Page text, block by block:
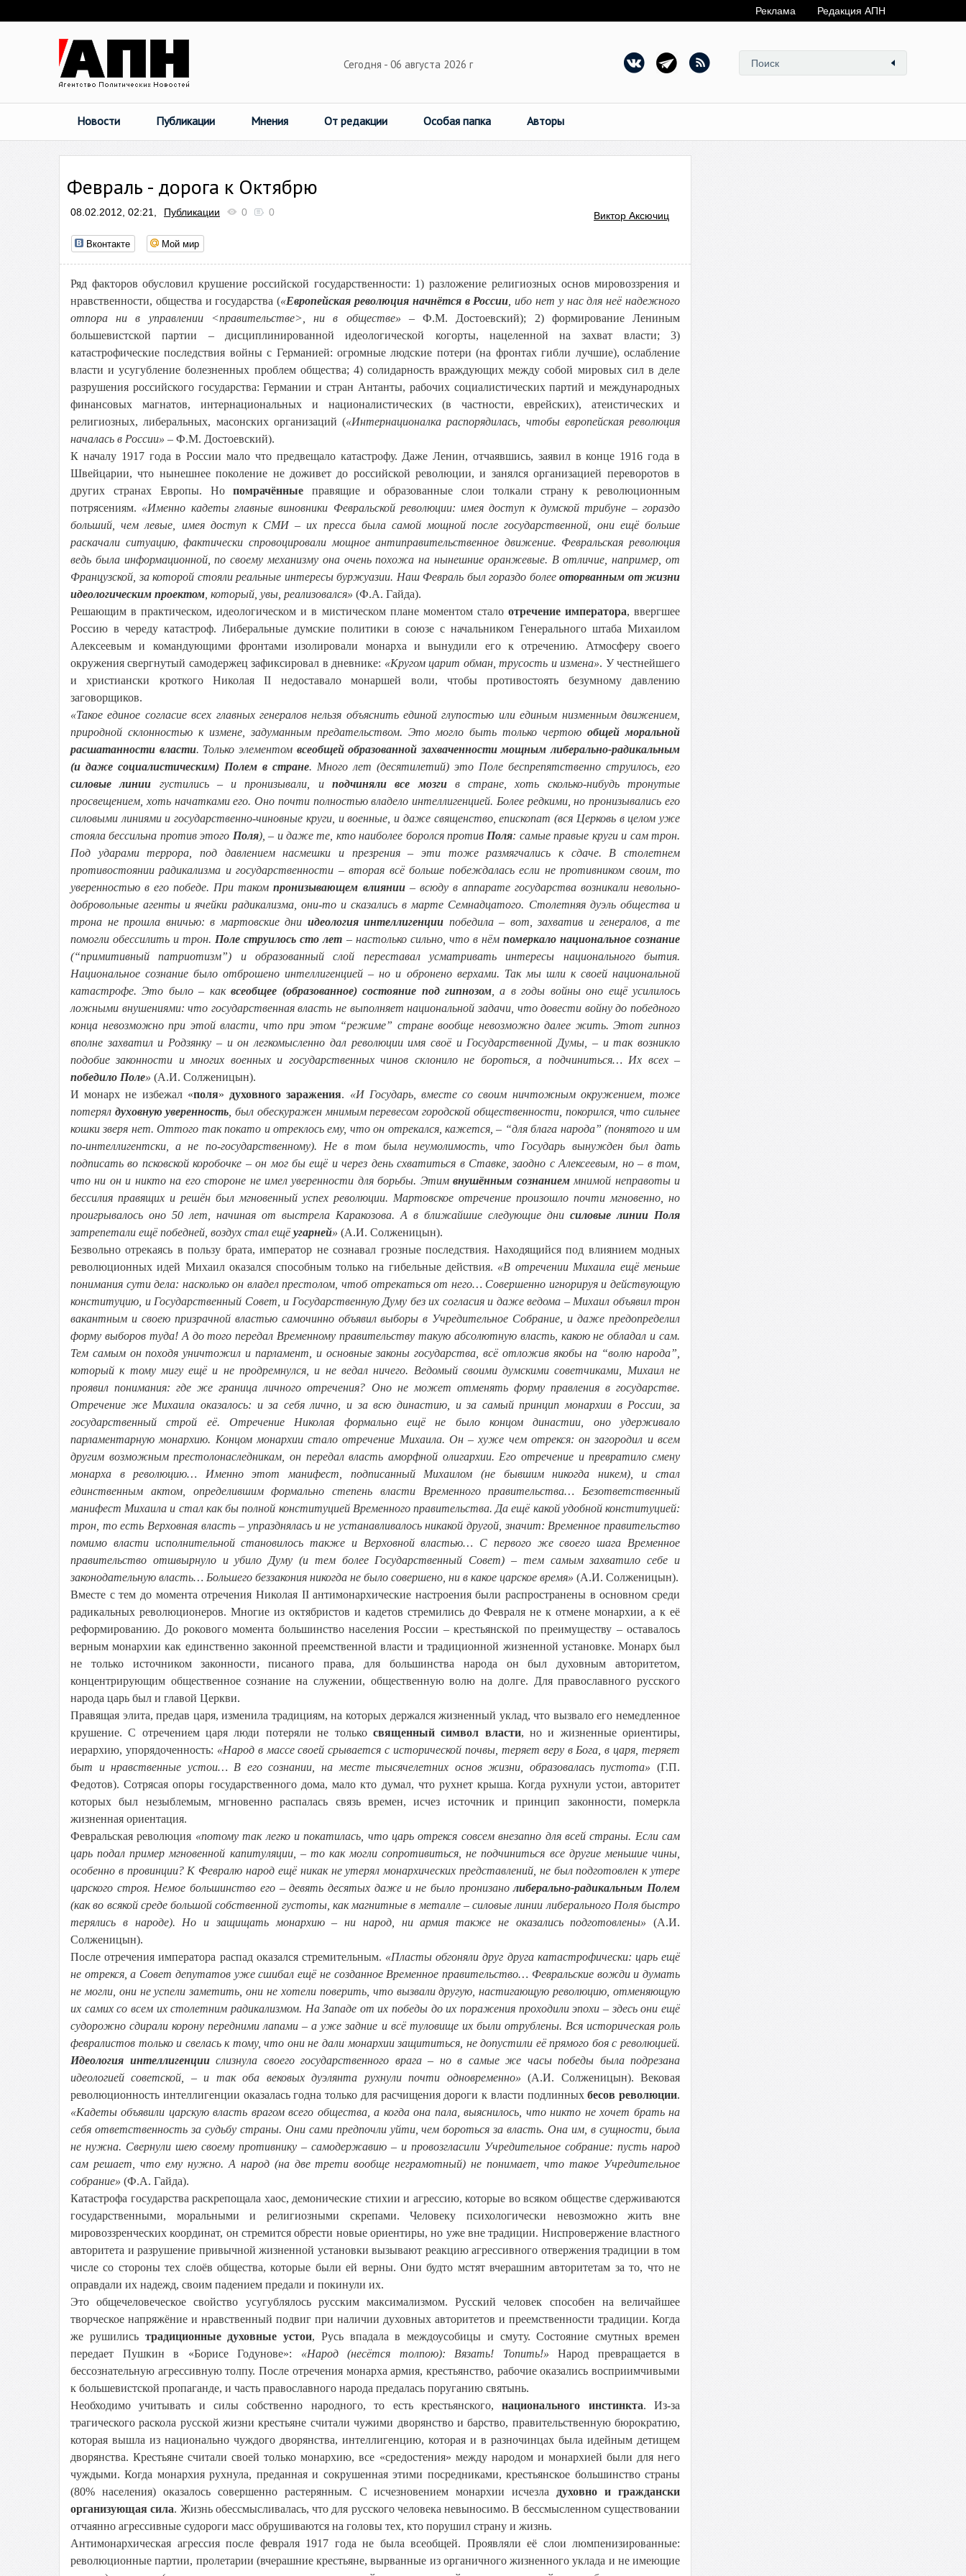
Реклама Редакция АПН
Сегодня - 06 августа 2026 г
Новости Публикации Мнения От редакции Особая папка Авторы
Февраль - дорога к Октябрю
08.02.2012, 02:21, Публикации 0 0 Виктор Аксючиц
Вконтакте Мой мир
Ряд факторов обусловил крушение российской государственности: 1) разложение религиозных основ мировоззрения и
нравственности, общества и государства («Европейская революция начнётся в России , ибо нет у нас для неё надежного
отпора ни в управлении <правительстве>, ни в обществе» – Ф.М. Достоевский); 2) формирование Лениным
большевистской партии – дисциплинированной идеологической когорты, нацеленной на захват власти; 3)
катастрофические последствия войны с Германией: огромные людские потери (на фронтах гибли лучшие), ослабление
власти и усугубление болезненных проблем общества; 4) солидарность враждующих между собой мировых сил в деле
разрушения российского государства: Германии и стран Антанты, рабочих социалистических партий и международных
финансовых магнатов, интернациональных и националистических (в частности, еврейских), атеистических и
религиозных, либеральных, масонских организаций («Интернационалка распорядилась, чтобы европейская революция
началась в России» – Ф.М. Достоевский).
К началу 1917 года в России мало что предвещало катастрофу. Даже Ленин, отчаявшись, заявил в конце 1916 года в
Швейцарии, что нынешнее поколение не доживет до российской революции, и занялся организацией переворотов в
других странах Европы. Нопомрачённые правящие и образованные слои толкали страну к революционным
потрясениям. «Именно кадеты главные виновники Февральской революции: имея доступ к думской трибуне – гораздо
больший, чем левые, имея доступ к СМИ – их пресса была самой мощной после государственной, они ещё больше
раскачали ситуацию, фактически спровоцировали мощное антиправительственное движение. Февральская революция
ведь была информационной, по своему механизму она очень похожа на нынешние оранжевые. В отличие, например, от
Французской, за которой стояли реальные интересы буржуазии. Наш Февраль был гораздо более оторванным от жизни
идеологическим проектом , который, увы, реализовался» (Ф.А. Гайда).
Решающим в практическом, идеологическом и в мистическом плане моментом стало отречение императора, ввергшее
Россию в череду катастроф. Либеральные думские политики в союзе с начальником Генерального штаба Михаилом
Алексеевым и командующими фронтами изолировали монарха и вынудили его к отречению. Атмосферу своего
окружения свергнутый самодержец зафиксировал в дневнике: «Кругом царит обман, трусость и измена». У честнейшего
и христиански кроткого Николая II недоставало монаршей воли, чтобы противостоять безумному давлению
заговорщиков.
«Такое единое согласие всех главных генералов нельзя объяснить единой глупостью или единым низменным движением,
природной склонностью к измене, задуманным предательством. Это могло быть только чертою общей моральной
расшатанности власти. Только элементом всеобщей образованной захваченности мощным либерально-радикальным
(и даже социалистическим) Полем в стране. Много лет (десятилетий) это Поле беспрепятственно струилось, его
силовые линии густились – и пронизывали, иподчиняли все мозгив стране, хоть сколько-нибудь тронутые
просвещением, хоть начатками его. Оно почти полностью владело интеллигенцией. Более редкими, но пронизывались его
силовыми линиями и государственно-чиновные круги, и военные, и даже священство, епископат (вся Церковь в целом уже
стояла бессильна против этого Поля), – и даже те, кто наиболее боролся против Поля: самые правые круги и сам трон.
Под ударами террора, под давлением насмешки и презрения – эти тоже размягчались к сдаче. В столетнем
противостоянии радикализма и государственности – вторая всё больше побеждалась если не противником своим, то
уверенностью в его победе. При такомпронизывающем влиянии– всюду в аппарате государства возникали невольно-
добровольные агенты и ячейки радикализма, они-то и сказались в марте Семнадцатого. Столетняя дуэль общества и
трона не прошла вничью: в мартовские дни идеология интеллигенции победила – вот, захватив и генералов, а те
помогли обессилить и трон. Поле струилось сто лет – настолько сильно, что в нём померкало национальное сознание
(“примитивный патриотизм”) и образованный слой переставал усматривать интересы национального бытия.
Национальное сознание было отброшено интеллигенцией – но и обронено верхами. Так мы шли к своей национальной
катастрофе. Это было – каквсеобщее (образованное) состояние под гипнозом, а в годы войны оно ещё усилилось
ложными внушениями: что государственная власть не выполняет национальной задачи, что довести войну до победного
конца невозможно при этой власти, что при этом “режиме” стране вообще невозможно далее жить. Этот гипноз
вполне захватил и Родзянку – и он легкомысленно дал революции имя своё и Государственной Думы, – и так возникло
подобие законности и многих военных и государственных чинов склонило не бороться, а подчиниться… Их всех –
победило Поле» (А.И. Солженицын).
И монарх не избежал «поля» духовного заражения. «И Государь, вместе со своим ничтожным окружением, тоже
потерял духовную уверенность , был обескуражен мнимым перевесом городской общественности, покорился, что сильнее
кошки зверя нет. Оттого так покато и отреклось ему, что он отрекался, кажется, – “для блага народа” (понятого и им
по-интеллигентски, а не по-государственному). Не в том была неумолимость, что Государь вынужден был дать
подписать во псковской коробочке – он мог бы ещё и через день схватиться в Ставке, заодно с Алексеевым, но – в том,
что ни он и никто на его стороне не имел уверенности для борьбы. Этимвнушённым сознаниеммнимой неправоты и
бессилия правящих и решён был мгновенный успех революции. Мартовское отречение произошло почти мгновенно, но
проигрывалось оно 50 лет, начиная от выстрела Каракозова. А в ближайшие следующие дни силовые линии Поля
затрепетали ещё победней, воздух стал ещё угарней» (А.И. Солженицын).
Безвольно отрекаясь в пользу брата, император не сознавал грозные последствия. Находящийся под влиянием модных
революционных идей Михаил оказался способным только на гибельные действия. «В отречении Михаила ещё меньше
понимания сути дела: насколько он владел престолом, чтоб отрекаться от него… Совершенно игнорируя и действующую
конституцию, и Государственный Совет, и Государственную Думу без их согласия и даже ведома – Михаил объявил трон
вакантным и своею призрачной властью самочинно объявил выборы в Учредительное Собрание, и даже предопределил
форму выборов туда! А до того передал Временному правительству такую абсолютную власть, какою не обладал и сам.
Тем самым он походя уничтожил и парламент, и основные законы государства, всё отложив якобы на “волю народа”,
который к тому мигу ещё и не продремнулся, и не ведал ничего. Ведомый своими думскими советчиками, Михаил не
проявил понимания: где же граница личного отречения? Оно не может отменять форму правления в государстве.
Отречение же Михаила оказалось: и за себя лично, и за всю династию, и за самый принцип монархии в России, за
государственный строй её. Отречение Николая формально ещё не было концом династии, оно удерживало
парламентарную монархию. Концом монархии стало отречение Михаила. Он – хуже чем отрекся: он загородил и всем
другим возможным престолонаследникам, он передал власть аморфной олигархии. Его отречение и превратило смену
монарха в революцию… Именно этот манифест, подписанный Михаилом (не бывшим никогда никем), и стал
единственным актом, определившим формально степень власти Временного правительства… Безответственный
манифест Михаила и стал как бы полной конституцией Временного правительства. Да ещё какой удобной конституцией:
трон, то есть Верховная власть – упразднялась и не устанавливалось никакой другой, значит: Временное правительство
помимо власти исполнительной становилось также и Верховной властью… С первого же своего шага Временное
правительство отшвырнуло и убило Думу (и тем более Государственный Совет) – тем самым захватило себе и
законодательную власть… Большего беззакония никогда не было совершено, ни в какое царское время» (А.И. Солженицын).
Вместе с тем до момента отречения Николая II антимонархические настроения были распространены в основном среди
радикальных революционеров. Многие из октябристов и кадетов стремились до Февраля не к отмене монархии, а к её
реформированию. До рокового момента большинство населения России – крестьянской по преимуществу – оставалось
верным монархии как единственно законной преемственной власти и традиционной жизненной установке. Монарх был
не только источником законности, писаного права, для большинства народа он был духовным авторитетом,
концентрирующим общественное сознание на служении, общественную волю на долге. Для православного русского
народа царь был и главой Церкви.
Правящая элита, предав царя, изменила традициям, на которых держался жизненный уклад, что вызвало его немедленное
крушение. С отречением царя люди потеряли не только священный символ власти, но и жизненные ориентиры,
иерархию, упорядоченность: «Народ в массе своей срывается с исторической почвы, теряет веру в Бога, в царя, теряет
быт и нравственные устои… В его сознании, на месте тысячелетних основ жизни, образовалась пустота» (Г.П.
Федотов). Сотрясая опоры государственного дома, мало кто думал, что рухнет крыша. Когда рухнули устои, авторитет
которых был незыблемым, мгновенно распалась связь времен, исчез источник и принцип законности, померкла
жизненная ориентация.
Февральская революция «потому так легко и покатилась, что царь отрекся совсем внезапно для всей страны. Если сам
царь подал пример мгновенной капитуляции, – то как могли сопротивиться, не подчиниться все другие меньшие чины,
особенно в провинции? К Февралю народ ещё никак не утерял монархических представлений, не был подготовлен к утере
царского строя. Немое большинство его – девять десятых даже и не было пронизанолиберально-радикальным Полем
(как во всякой среде большой собственной густоты, как магнитные в металле – силовые линии либерального Поля быстро
терялись в народе). Но и защищать монархию – ни народ, ни армия также не оказались подготовлены» (А.И.
Солженицын).
После отречения императора распад оказался стремительным. «Пласты обгоняли друг друга катастрофически: царь ещё
не отрекся, а Совет депутатов уже сшибал ещё не созданное Временное правительство… Февральские вожди и думать
не могли, они не успели заметить, они не хотели поверить, что вызвали другую, настигающую революцию, отменяющую
их самих со всем их столетним радикализмом. На Западе от их победы до их поражения проходили эпохи – здесь они ещё
судорожно сдирали корону передними лапами – а уже задние и всё туловище их были отрублены. Вся историческая роль
февралистов только и свелась к тому, что они не дали монархии защититься, не допустили её прямого боя с революцией.
Идеология интеллигенциислизнула своего государственного врага – но в самые же часы победы была подрезана
идеологией советской, – и так оба вековых дуэлянта рухнули почти одновременно» (А.И. Солженицын). Вековая
революционность интеллигенции оказалась годна только для расчищения дороги к власти подлинныхбесов революции.
«Кадеты объявили царскую власть врагом всего общества, а когда она пала, выяснилось, что никто не хочет брать на
себя ответственность за судьбу страны. Они сами предпочли уйти, чем бороться за власть. Она им, в сущности, была
не нужна. Свернули шею своему противнику – самодержавию – и провозгласили Учредительное собрание: пусть народ
сам решает, что ему нужно. А народ (на две трети вообще неграмотный) не понимает, что такое Учредительное
собрание» (Ф.А. Гайда).
Катастрофа государства раскрепощала хаос, демонические стихии и агрессию, которые во всяком обществе сдерживаются
государственными, моральными и религиозными скрепами. Человеку психологически невозможно жить вне
мировоззренческих координат, он стремится обрести новые ориентиры, но уже вне традиции. Ниспровержение властного
авторитета и разрушение привычной жизненной установки вызывают реакцию агрессивного отвержения традиции в том
числе со стороны тех слоёв общества, которые были ей верны. Они будто мстят вчерашним авторитетам за то, что не
оправдали их надежд, своим падением предали и покинули их.
Это общечеловеческое свойство усугублялось русским максимализмом. Русский человек способен на величайшее
творческое напряжёние и нравственный подвиг при наличии духовных авторитетов и преемственности традиции. Когда
же рушились традиционные духовные устои, Русь впадала в междоусобицы и смуту. Состояние смутных времен
передает Пушкин в «Борисе Годунове»: «Народ (несётся толпою): Вязать! Топить!» Народ превращается в
бессознательную агрессивную толпу. После отречения монарха армия, крестьянство, рабочие оказались восприимчивыми
к большевистской пропаганде, и часть православного народа предалась поруганию святынь.
Необходимо учитывать и силы собственно народного, то есть крестьянского,национального инстинкта. Из-за
трагического раскола русской жизни крестьяне считали чужими дворянство и барство, правительственную бюрократию,
которая вышла из национально чуждого дворянства, интеллигенцию, которая и в разночинцах была идейным детищем
дворянства. Крестьяне считали своей только монархию, все «средостения» между народом и монархией были для него
чуждыми. Когда монархия рухнула, преданная и сокрушенная этими посредниками, крестьянское большинство страны
(80% населения) оказалось совершенно растерянным. С исчезновением монархии исчезла духовно и граждански
организующая сила. Жизнь обессмысливалась, что для русского человека невыносимо. В бессмысленном существовании
отчаянно агрессивные судороги масс обрушиваются на головы тех, кто порушил страну и жизнь.
Антимонархическая агрессия после февраля 1917 года не была всеобщей. Проявляли её слои люмпенизированные:
революционные партии, пролетарии (вчерашние крестьяне, вырванные из органичного жизненного уклада и не имеющие